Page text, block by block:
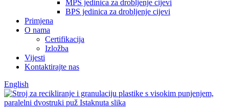
MPS jedinica za drobljenje cijevi
BPS jedinica za drobljenje cijevi
Primjena
O nama
Certifikacija
Izložba
Vijesti
Kontaktirajte nas
English